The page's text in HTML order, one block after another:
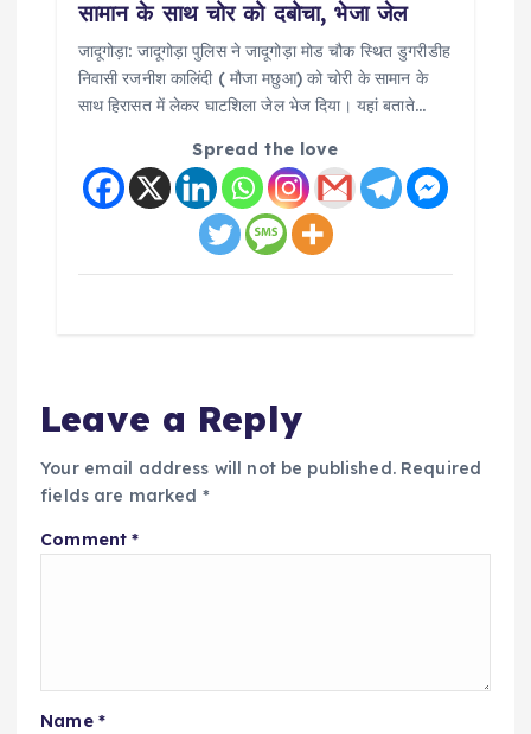
सामान के साथ चोर को दबोचा, भेजा जेल
जादूगोड़ा: जादूगोड़ा पुलिस ने जादूगोड़ा मोड चौक स्थित डुगरीडीह
निवासी रजनीश कालिंदी ( मौजा मछुआ) को चोरी के सामान के
साथ हिरासत में लेकर घाटशिला जेल भेज दिया। यहां बताते…
Spread the love
Leave a Reply
Your email address will not be published. Required
fields are marked *
Comment*
Name *